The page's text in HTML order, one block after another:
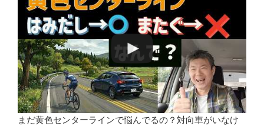
まだ黄色センターラインで悩んでるの？対向車がいなけ